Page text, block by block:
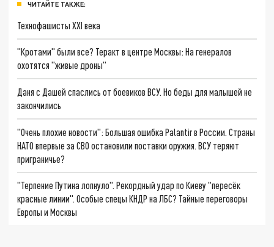
ЧИТАЙТЕ ТАКЖЕ:
Технофашисты XXI века
"Кротами" были все? Теракт в центре Москвы: На генералов
охотятся "живые дроны"
Даня с Дашей спаслись от боевиков ВСУ. Но беды для малышей не
закончились
"Очень плохие новости": Большая ошибка Palantir в России. Страны
НАТО впервые за СВО остановили поставки оружия. ВСУ теряют
приграничье?
"Терпение Путина лопнуло". Рекордный удар по Киеву "пересёк
красные линии". Особые спецы КНДР на ЛБС? Тайные переговоры
Европы и Москвы